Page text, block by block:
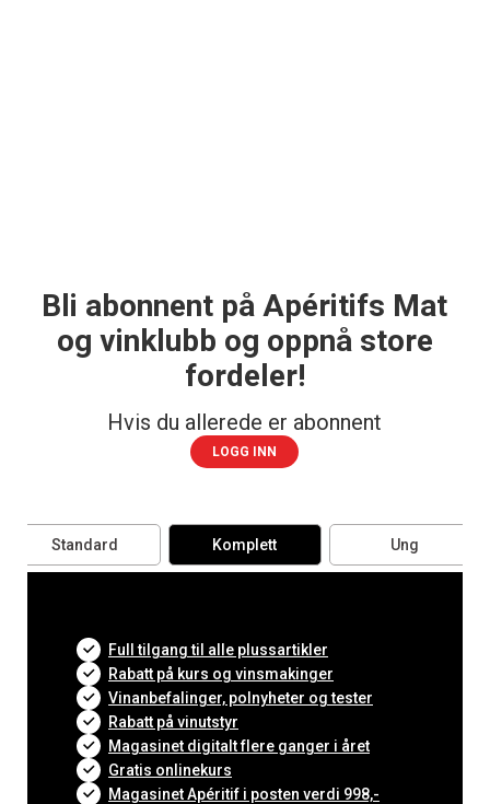
Bli abonnent på Apéritifs Mat
og vinklubb og oppnå store
fordeler!
Hvis du allerede er abonnent
LOGG INN
Standard Komplett Ung
Full tilgang til alle plussartikler
Rabatt på kurs og vinsmakinger
Vinanbefalinger, polnyheter og tester
Rabatt på vinutstyr
Magasinet digitalt flere ganger i året
Gratis onlinekurs
Magasinet Apéritif i posten verdi 998,-